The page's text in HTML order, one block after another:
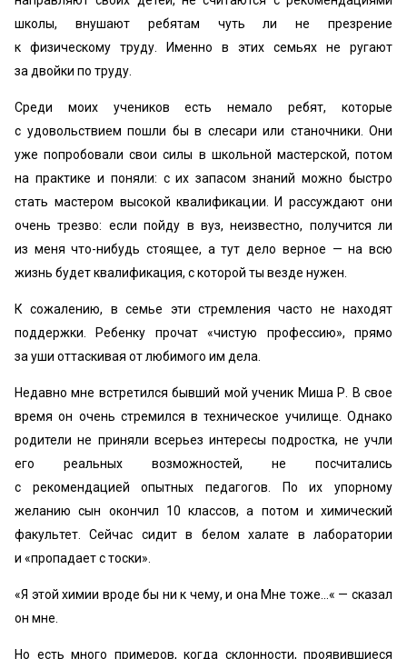
школы, внушают ребятам чуть ли не презрение
к физическому труду. Именно в этих семьях не ругают
за двойки по труду.
Среди моих учеников есть немало ребят, которые
с удовольствием пошли бы в слесари или станочники. Они
уже попробовали свои силы в школьной мастерской, потом
на практике и поняли: с их запасом знаний можно быстро
стать мастером высокой квалификации. И рассуждают они
очень трезво: если пойду в вуз, неизвестно, получится ли
из меня что-нибудь стоящее, а тут дело верное — на всю
жизнь будет квалификация, с которой ты везде нужен.
К сожалению, в семье эти стремления часто не находят
поддержки. Ребенку прочат «чистую профессию», прямо
за уши оттаскивая от любимого им дела.
Недавно мне встретился бывший мой ученик Миша Р. В свое
время он очень стремился в техническое училище. Однако
родители не приняли всерьез интересы подростка, не учли
его реальных возможностей, не посчитались
с рекомендацией опытных педагогов. По их упорному
желанию сын окончил 10 классов, а потом и химический
факультет. Сейчас сидит в белом халате в лаборатории
и «пропадает с тоски».
«Я этой химии вроде бы ни к чему, и она Мне тоже…« — сказал
он мне.
Но есть много примеров, когда склонности, проявившиеся